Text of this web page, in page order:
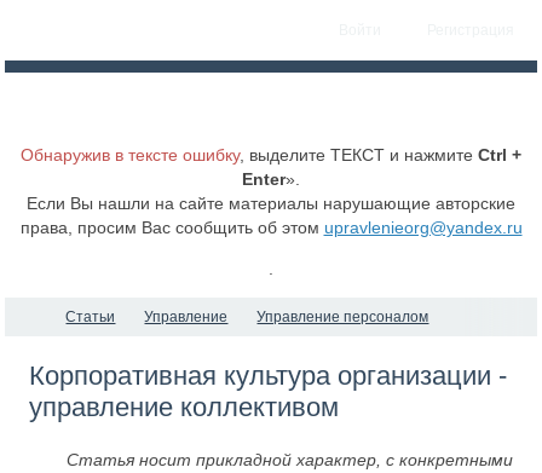
Обнаружив в тексте ошибку, выделите ТЕКСТ и нажмите Ctrl +
Enter».
Если Вы нашли на сайте материалы нарушающие авторские
права, просим Вас сообщить об этом upravlenieorg@yandex.ru
Статьи Управление Управление персоналом
Корпоративная культура организации -
управление коллективом
Статья носит прикладной характер, с конкретными